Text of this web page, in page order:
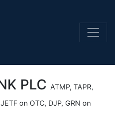
PLC ATMP, TAPR,
on OTC, DJP, GRN on